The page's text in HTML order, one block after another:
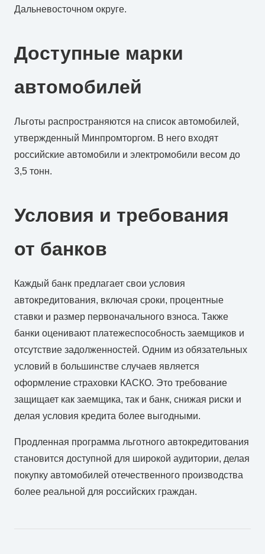
Дальневосточном округе.
Доступные марки
автомобилей
Льготы распространяются на список автомобилей,
утвержденный Минпромторгом. В него входят
российские автомобили и электромобили весом до
3,5 тонн.
Условия и требования
от банков
Каждый банк предлагает свои условия
автокредитования, включая сроки, процентные
ставки и размер первоначального взноса. Также
банки оценивают платежеспособность заемщиков и
отсутствие задолженностей. Одним из обязательных
условий в большинстве случаев является
оформление страховки КАСКО. Это требование
защищает как заемщика, так и банк, снижая риски и
делая условия кредита более выгодными.
Продленная программа льготного автокредитования
становится доступной для широкой аудитории, делая
покупку автомобилей отечественного производства
более реальной для российских граждан.